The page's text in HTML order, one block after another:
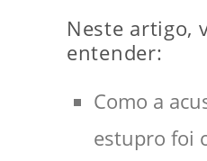
Neste artigo,
entender:
Como a
estupro foi